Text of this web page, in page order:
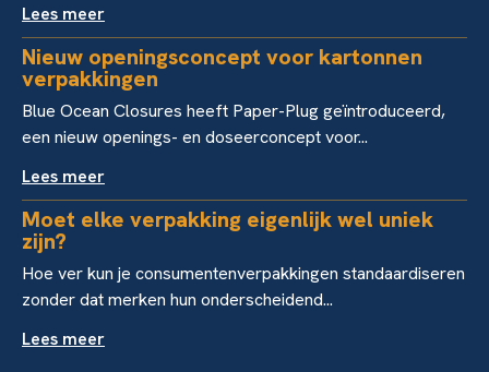
Lees meer
Nieuw openingsconcept voor kartonnen
verpakkingen
Blue Ocean Closures heeft Paper-Plug geïntroduceerd,
een nieuw openings- en doseerconcept voor...
Lees meer
Moet elke verpakking eigenlijk wel uniek
zijn?
Hoe ver kun je consumentenverpakkingen standaardiseren
zonder dat merken hun onderscheidend...
Lees meer